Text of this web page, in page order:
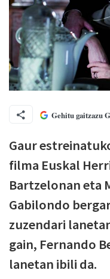
Gehitu gaitzazu
Gaur
filma Euskal
Bartzelonan eta
Gabilondo
zuzendari
gain, Fernando
lanetan ibili da.